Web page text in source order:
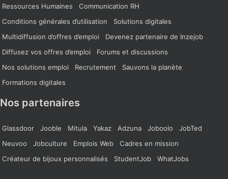
Ressources Humaines
Communication RH
Conditions générales d’utilisation
Solutions digitales
Multidiffusion d’offres d’emploi
Devenez partenaire de Inzejob
Diffusez vos offres d’emploi
Forums et discussions
Nos solutions emploi
Recrutement
Sauvons la planète
Formations digitales
Nos partenaires
Glassdoor Jooble Mitula Yakaz Adzuna Joboolo
JobTed
Neuvoo
Jobculture Emplois Web
Cadres en mission
Créateur de bijoux personnalisés
StudentJob WhatJobs